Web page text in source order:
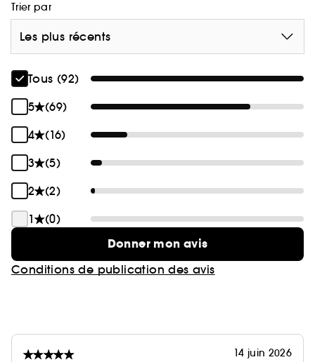
Trier par
Les plus récents
Tous (92)
5
(69)
4
(16)
3
(5)
2
(2)
1
(0)
Donner mon avis
Conditions de publication des avis
14 juin 2026